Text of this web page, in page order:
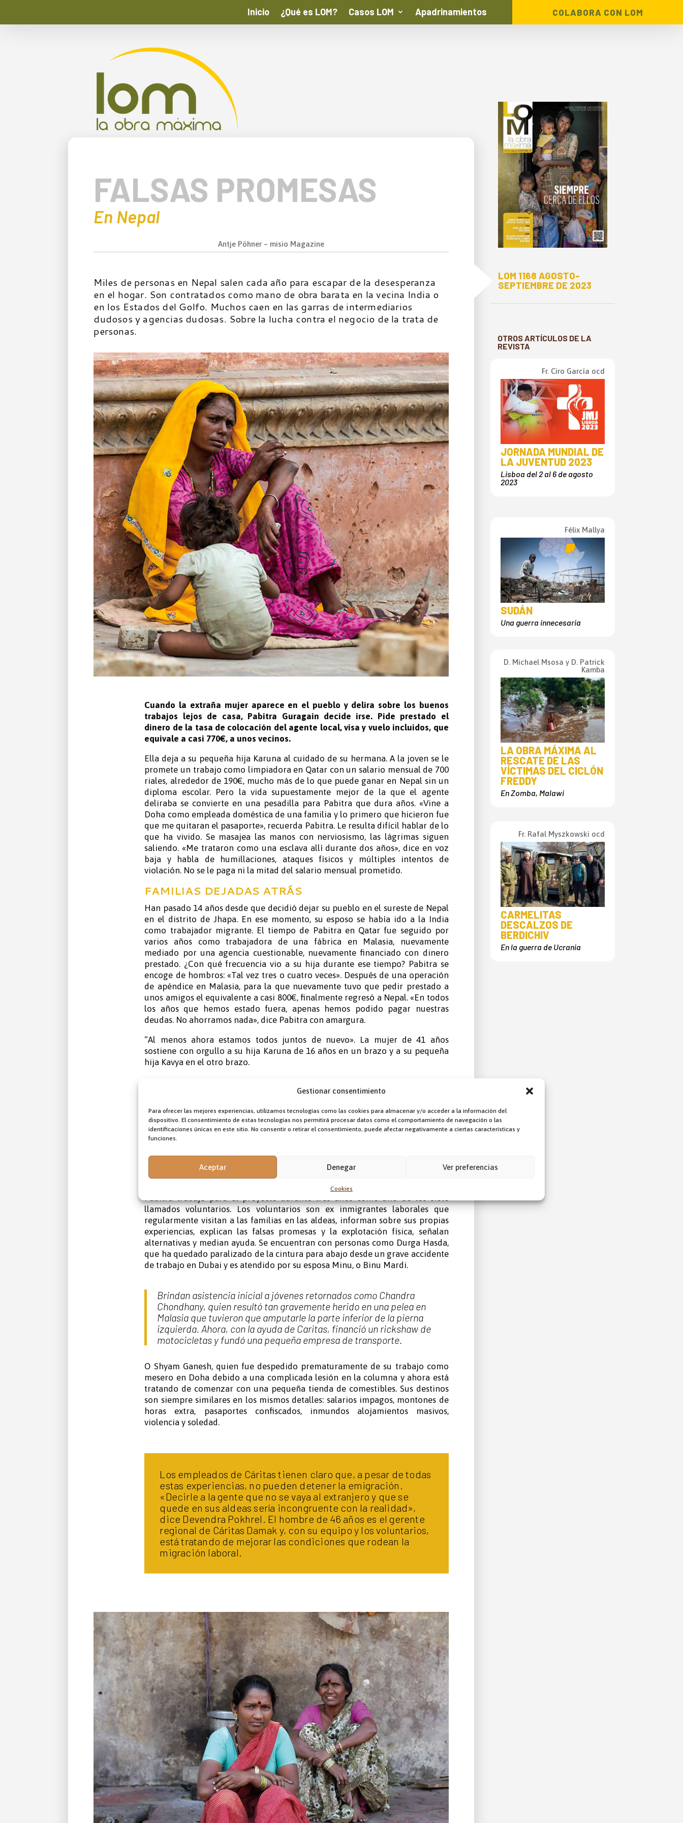
Gestionar consentimiento
Para ofrecer las mejores experiencias, utilizamos tecnologías como las cookies para almacenar y/o acceder a la información del
dispositivo. El consentimiento de estas tecnologías nos permitirá procesar datos como el comportamiento de navegación o las
identificaciones únicas en este sitio. No consentir o retirar el consentimiento, puede afectar negativamente a ciertas características y
funciones.
Aceptar Denegar Ver preferencias
Cookies
Inicio ¿Qué es LOM? Casos LOM Apadrinamientos COLABORA CON LOM
FALSAS PROMESAS
En Nepal
Antje Pöhner – misio Magazine
Miles de personas en Nepal salen cada año para escapar de la desesperanza
en el hogar. Son contratados como mano de obra barata en la vecina India o
en los Estados del Golfo. Muchos caen en las garras de intermediarios
dudosos y agencias dudosas. Sobre la lucha contra el negocio de la trata de
personas.
Cuando la extraña mujer aparece en el pueblo y delira sobre los buenos
trabajos lejos de casa, Pabitra Guragain decide irse. Pide prestado el
dinero de la tasa de colocación del agente local, visa y vuelo incluidos, que
equivale a casi 770€, a unos vecinos.
Ella deja a su pequeña hija Karuna al cuidado de su hermana. A la joven se le
promete un trabajo como limpiadora en Qatar con un salario mensual de 700
riales, alrededor de 190€, mucho más de lo que puede ganar en Nepal sin un
diploma escolar. Pero la vida supuestamente mejor de la que el agente
deliraba se convierte en una pesadilla para Pabitra que dura años. «Vine a
Doha como empleada doméstica de una familia y lo primero que hicieron fue
que me quitaran el pasaporte», recuerda Pabitra. Le resulta difícil hablar de lo
que ha vivido. Se masajea las manos con nerviosismo, las lágrimas siguen
saliendo. «Me trataron como una esclava allí durante dos años», dice en voz
baja y habla de humillaciones, ataques físicos y múltiples intentos de
violación. No se le paga ni la mitad del salario mensual prometido.
FAMILIAS DEJADAS ATRÁS
Han pasado 14 años desde que decidió dejar su pueblo en el sureste de Nepal
en el distrito de Jhapa. En ese momento, su esposo se había ido a la India
como trabajador migrante. El tiempo de Pabitra en Qatar fue seguido por
varios años como trabajadora de una fábrica en Malasia, nuevamente
mediado por una agencia cuestionable, nuevamente financiado con dinero
prestado. ¿Con qué frecuencia vio a su hija durante ese tiempo? Pabitra se
encoge de hombros: «Tal vez tres o cuatro veces». Después de una operación
de apéndice en Malasia, para la que nuevamente tuvo que pedir prestado a
unos amigos el equivalente a casi 800€, finalmente regresó a Nepal. «En todos
los años que hemos estado fuera, apenas hemos podido pagar nuestras
deudas. No ahorramos nada», dice Pabitra con amargura.
“Al menos ahora estamos todos juntos de nuevo». La mujer de 41 años
sostiene con orgullo a su hija Karuna de 16 años en un brazo y a su pequeña
hija Kavya en el otro brazo.
regional local en la ciudad de Damak, los socios de missio lanzaron el
personas». Aquí, con un equipo de once, Caritas quiere luchar contra las redes
criminales en el área fronteriza inmediata a los estados indios de Bengala
Occidental y Bihar, preparar a las personas para sus estadías laborales en el
para el futuro.
AYUDA CON TU PROPIA EXPERIENCIA
llamados voluntarios. Los voluntarios son ex inmigrantes laborales que
regularmente visitan a las familias en las aldeas, informan sobre sus propias
experiencias, explican las falsas promesas y la explotación física, señalan
alternativas y median ayuda. Se encuentran con personas como Durga Hasda,
que ha quedado paralizado de la cintura para abajo desde un grave accidente
de trabajo en Dubai y es atendido por su esposa Minu, o Binu Mardi.
Brindan asistencia inicial a jóvenes retornados como Chandra
Chondhany, quien resultó tan gravemente herido en una pelea en
Malasia que tuvieron que amputarle la parte inferior de la pierna
izquierda. Ahora, con la ayuda de Caritas, financió un rickshaw de
motocicletas y fundó una pequeña empresa de transporte.
O Shyam Ganesh, quien fue despedido prematuramente de su trabajo como
mesero en Doha debido a una complicada lesión en la columna y ahora está
tratando de comenzar con una pequeña tienda de comestibles. Sus destinos
son siempre similares en los mismos detalles: salarios impagos, montones de
horas extra, pasaportes confiscados, inmundos alojamientos masivos,
violencia y soledad.
Los empleados de Cáritas tienen claro que, a pesar de todas
estas experiencias, no pueden detener la emigración.
«Decirle a la gente que no se vaya al extranjero y que se
quede en sus aldeas sería incongruente con la realidad»,
dice Devendra Pokhrel. El hombre de 46 años es el gerente
regional de Cáritas Damak y, con su equipo y los voluntarios,
está tratando de mejorar las condiciones que rodean la
migración laboral.
ELOM 1168 AGOSTO-
SEPTIEMBRE DE 2023
OTROS ARTÍCULOS DE LA
REVISTA
Fr. Ciro García ocd
JORNADA MUNDIAL DE
LA JUVENTUD 2023
Lisboa del 2 al 6 de agosto
2023
Félix Mallya
SUDÁN
Una guerra innecesaria
D. Michael Msosa y D. Patrick
Kamba
LA OBRA MÁXIMA AL
RESCATE DE LAS
VÍCTIMAS DEL CICLÓN
FREDDY
En Zomba, Malawi
Fr. Rafal Myszkowski ocd
CARMELITAS
DESCALZOS DE
BERDICHIV
En la guerra de Ucrania